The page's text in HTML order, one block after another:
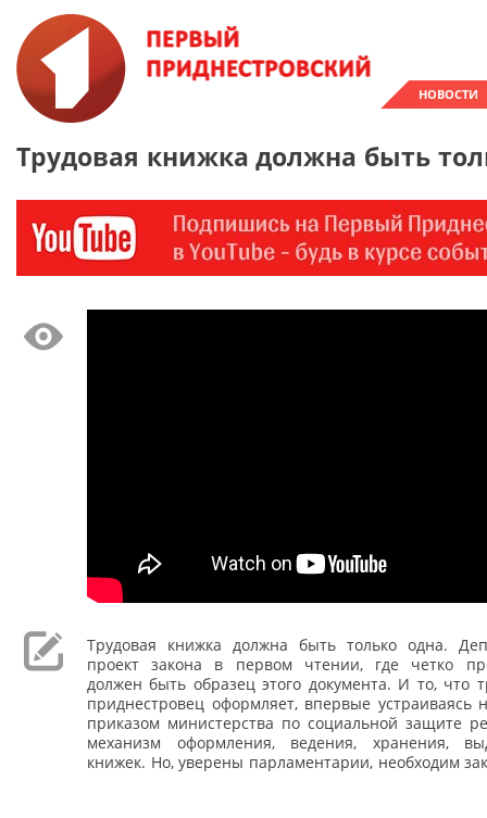
НОВОСТИ
Трудовая книжка должна быть
Трудовая книжка должна быть только одна.
проект закона в первом чтении, где четко
должен быть образец этого документа. И то, что
приднестровец оформляет, впервые устраиваясь
приказом министерства по социальной защите
механизм оформления, ведения, хранения,
книжек. Но, уверены парламентарии, необходим